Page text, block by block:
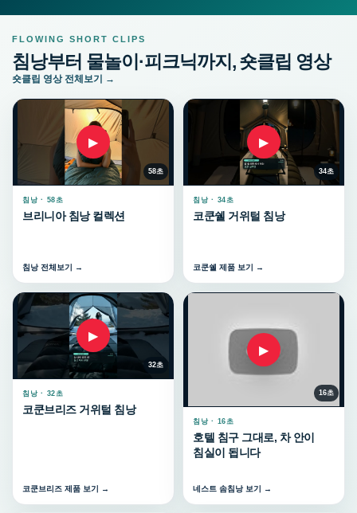
FLOWING SHORT CLIPS
침낭부터 물놀이·피크닉까지, 숏클립 영상
숏클립 영상 전체보기 →
▶
58초
침낭 · 58초
브리니아 침낭 컬렉션
침낭 전체보기 →
▶
34초
침낭 · 34초
코쿤쉘 거위털 침낭
코쿤쉘 제품 보기 →
▶
32초
침낭 · 32초
코쿤브리즈 거위털 침낭
코쿤브리즈 제품 보기 →
▶
16초
침낭 · 16초
호텔 침구 그대로, 차 안이
침실이 됩니다
네스트 솜침낭 보기 →